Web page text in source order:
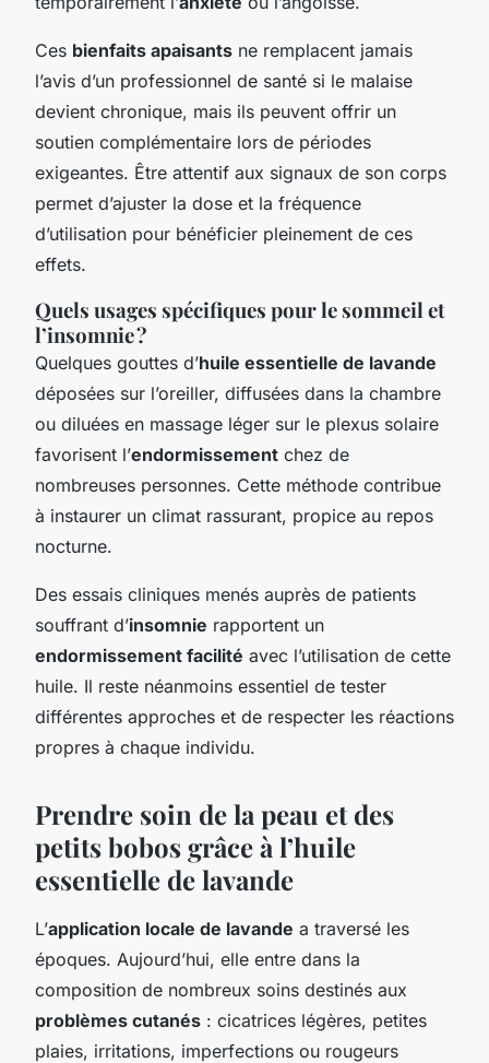
Ces bienfaits apaisants ne remplacent jamais
l’avis d’un professionnel de santé si le malaise
devient chronique, mais ils peuvent offrir un
soutien complémentaire lors de périodes
exigeantes. Être attentif aux signaux de son corps
permet d’ajuster la dose et la fréquence
d’utilisation pour bénéficier pleinement de ces
effets.
Quels usages spécifiques pour le sommeil et
l’insomnie ?
Quelques gouttes d’huile essentielle de lavande
déposées sur l’oreiller, diffusées dans la chambre
ou diluées en massage léger sur le plexus solaire
favorisent l’endormissement chez de
nombreuses personnes. Cette méthode contribue
à instaurer un climat rassurant, propice au repos
nocturne.
Des essais cliniques menés auprès de patients
souffrant d’insomnie rapportent un
endormissement facilité avec l’utilisation de cette
huile. Il reste néanmoins essentiel de tester
différentes approches et de respecter les réactions
propres à chaque individu.
Prendre soin de la peau et des
petits bobos grâce à l’huile
essentielle de lavande
L’application locale de lavande a traversé les
époques. Aujourd’hui, elle entre dans la
composition de nombreux soins destinés aux
problèmes cutanés : cicatrices légères, petites
plaies, irritations, imperfections ou rougeurs